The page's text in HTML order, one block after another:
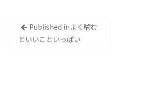
Published inよく噛む
といいこといっぱい